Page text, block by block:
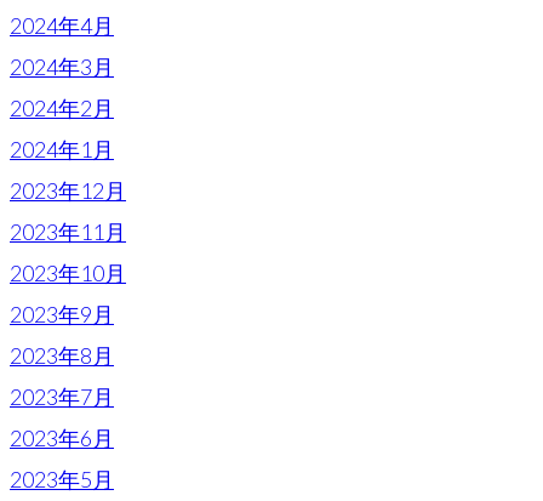
2024年4月
2024年3月
2024年2月
2024年1月
2023年12月
2023年11月
2023年10月
2023年9月
2023年8月
2023年7月
2023年6月
2023年5月